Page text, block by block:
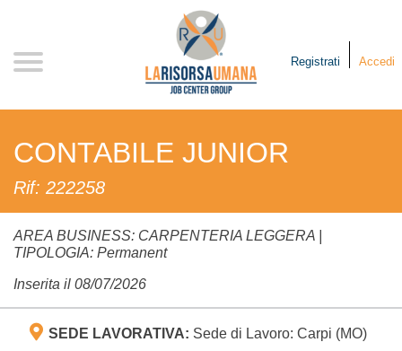
Registrati Accedi
CONTABILE JUNIOR
Rif: 222258
AREA BUSINESS: CARPENTERIA LEGGERA |
TIPOLOGIA: Permanent
Inserita il 08/07/2026
SEDE LAVORATIVA: Sede di Lavoro: Carpi (MO)